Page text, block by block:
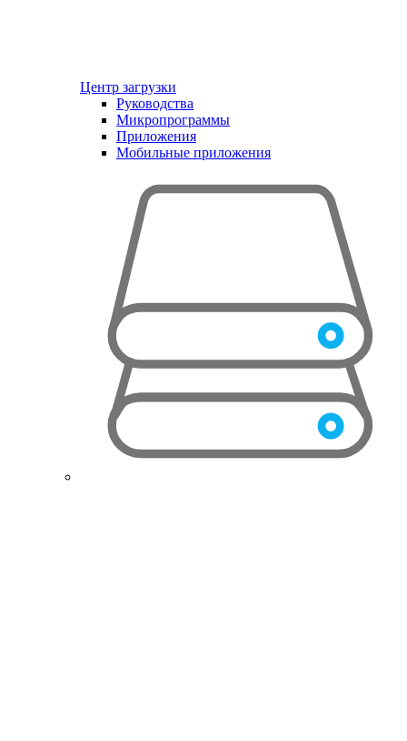
Центр загрузки
Руководства
Микропрограммы
Приложения
Мобильные приложения